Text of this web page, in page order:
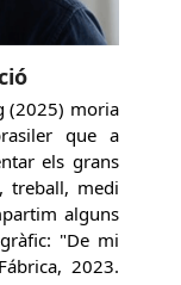
(2025) moria
que a
els grans
treball, medi
alguns
"De mi
2023.